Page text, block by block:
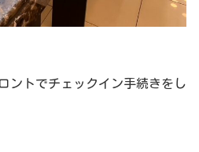
ントでチェックイン手続きをし